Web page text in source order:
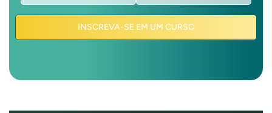
INSCREVA-SE EM UM CURSO